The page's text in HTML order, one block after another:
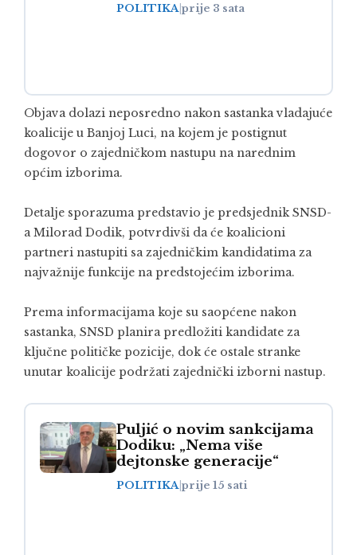
POLITIKAprije 3 sata
Objava dolazi neposredno nakon sastanka vladajuće
koalicije u Banjoj Luci, na kojem je postignut
dogovor o zajedničkom nastupu na narednim
općim izborima.
Detalje sporazuma predstavio je predsjednik SNSD-
a Milorad Dodik, potvrdivši da će koalicioni
partneri nastupiti sa zajedničkim kandidatima za
najvažnije funkcije na predstojećim izborima.
Prema informacijama koje su saopćene nakon
sastanka, SNSD planira predložiti kandidate za
ključne političke pozicije, dok će ostale stranke
unutar koalicije podržati zajednički izborni nastup.
Puljić o novim sankcijama
Dodiku: „Nema više
dejtonske generacije“
POLITIKAprije 15 sati